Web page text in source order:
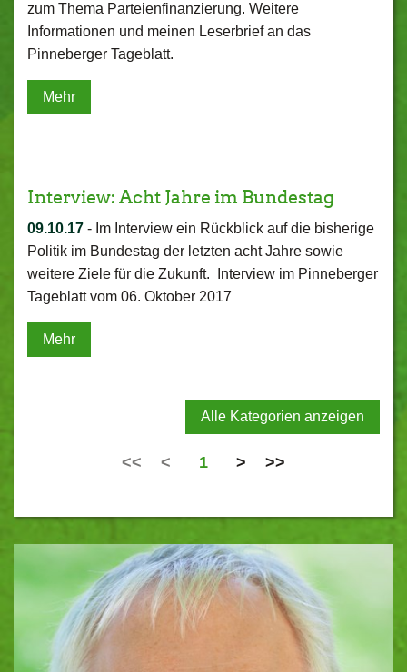
zum Thema Parteienfinanzierung. Weitere
Informationen und meinen Leserbrief an das
Pinneberger Tageblatt.
Mehr
Interview: Acht Jahre im Bundestag
09.10.17 - Im Interview ein Rückblick auf die bisherige
Politik im Bundestag der letzten acht Jahre sowie
weitere Ziele für die Zukunft. Interview im Pinneberger
Tageblatt vom 06. Oktober 2017
Mehr
Alle Kategorien anzeigen
<< < 1 > >>